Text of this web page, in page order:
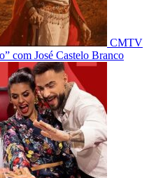
CMTV
com José Castelo Branco